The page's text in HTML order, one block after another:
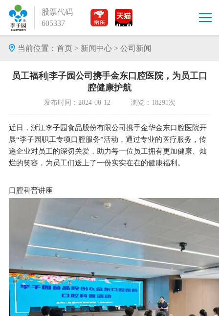
股票代码
605337
当前位置： 首页> 新闻中心> 公司新闻
员工福利|李子园公司携手金东口腔医院，为员工口
腔健康护航
发布时间：2024-08-12 浏览：18291次
近日，浙江李子园食品股份有限公司携手金华金东口腔医院开
展“李子园职工专项口腔服务”活动，通过专业的医疗服务，传
递企业对员工的深切关爱，助力每一位员工拥有更加健康、灿
烂的笑容，为员工们送上了一份实实在在的健康福利。
口腔科普讲座